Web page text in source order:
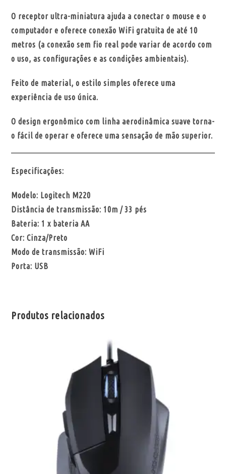
O receptor ultra-miniatura ajuda a conectar o mouse e o
computador e oferece conexão WiFi gratuita de até 10
metros (a conexão sem fio real pode variar de acordo com
o uso, as configurações e as condições ambientais).
Feito de material, o estilo simples oferece uma
experiência de uso única.
O design ergonômico com linha aerodinâmica suave torna-
o fácil de operar e oferece uma sensação de mão superior.
Especificações:
Modelo: Logitech M220
Distância de transmissão: 10m / 33 pés
Bateria: 1 x bateria AA
Cor: Cinza/Preto
Modo de transmissão: WiFi
Porta: USB
Produtos relacionados